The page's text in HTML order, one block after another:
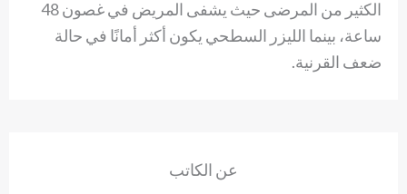
الكثير من المرضى حيث يشفى المريض في غصون 48
ساعة، بينما الليزر السطحي يكون أكثر أمانًا في حالة
ضعف القرنية.
عن الكاتب